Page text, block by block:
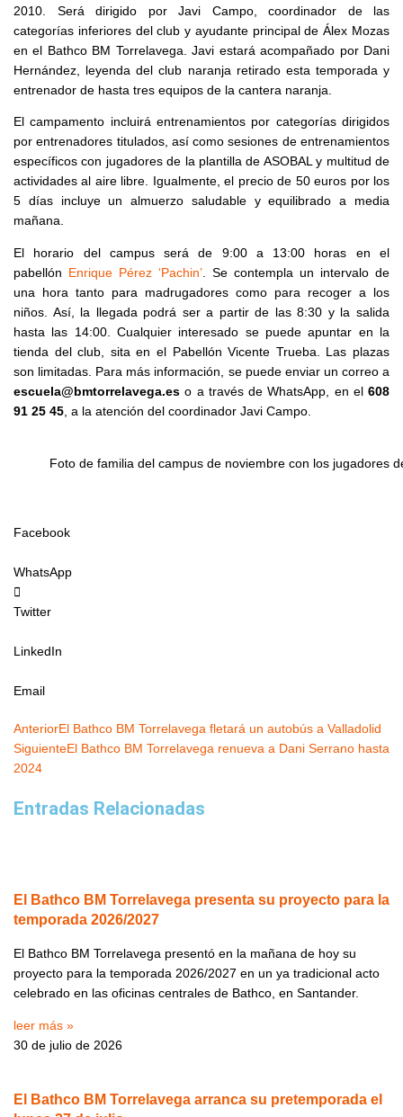
2010. Será dirigido por Javi Campo, coordinador de las
categorías inferiores del club y ayudante principal de Álex Mozas
en el Bathco BM Torrelavega. Javi estará acompañado por Dani
Hernández, leyenda del club naranja retirado esta temporada y
entrenador de hasta tres equipos de la cantera naranja.
El campamento incluirá entrenamientos por categorías dirigidos
por entrenadores titulados, así como sesiones de entrenamientos
específicos con jugadores de la plantilla de ASOBAL y multitud de
actividades al aire libre. Igualmente, el precio de 50 euros por los
5 días incluye un almuerzo saludable y equilibrado a media
mañana.
El horario del campus será de 9:00 a 13:00 horas en el
pabellón
Enrique Pérez ‘Pachin’ . Se contempla un intervalo de
una hora tanto para madrugadores como para recoger a los
niños. Así, la llegada podrá ser a partir de las 8:30 y la salida
hasta las 14:00. Cualquier interesado se puede apuntar en la
tienda del club, sita en el Pabellón Vicente Trueba. Las plazas
son limitadas. Para más información, se puede enviar un correo a
escuela@bmtorrelavega.es o a través de WhatsApp, en el 608
91 25 45 , a la atención del coordinador Javi Campo.
Foto de familia del campus de noviembre con los jugadores
Facebook
WhatsApp
Twitter
LinkedIn
Email
Ant
AnteriorEl Bathco BM Torrelavega fletará un autobús a Valladolid
SiguienteEl Bathco BM Torrelavega renueva a Dani Serrano hasta
2024
Siguiente
Entradas Relacionadas
El Bathco BM Torrelavega presenta su proyecto para la
temporada 2026/2027
El Bathco BM Torrelavega presentó en la mañana de hoy su
proyecto para la temporada 2026/2027 en un ya tradicional acto
celebrado en las oficinas centrales de Bathco, en Santander.
leer más »
30 de julio de 2026
El Bathco BM Torrelavega arranca su pretemporada el